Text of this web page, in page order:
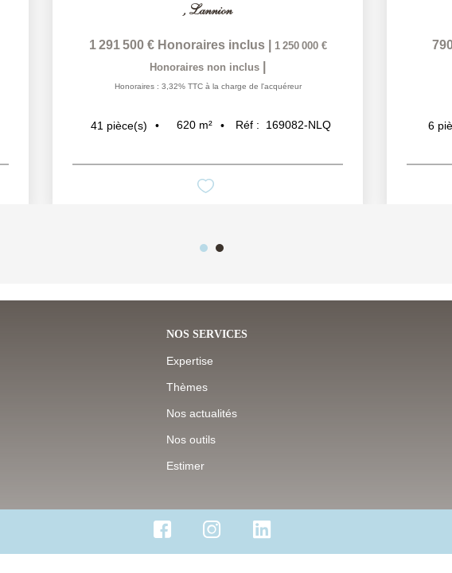
, Lannion
1 291 500 € Honoraires inclus
1 250 000 €
Honoraires non inclus
Honoraires : 3,32% TTC à la charge de l'acquéreur
41 pièce(s) 620 m² Réf : 169082-NLQ 6
NOS SERVICES
Expertise
Thèmes
Nos actualités
Nos outils
Estimer